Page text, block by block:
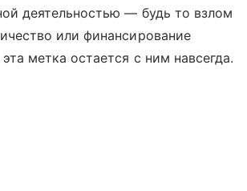
деятельностью — будь то взлом
или финансирование
метка остается с ним навсегда.